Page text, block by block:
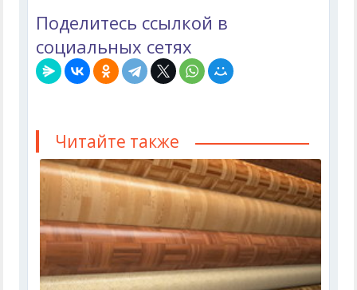
Поделитесь ссылкой в
социальных сетях
Читайте также